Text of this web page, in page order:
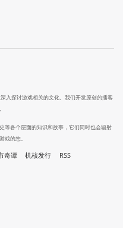
入探讨游戏相关的文化。我们开发原创的播客
等各个层面的知识和故事，它们同时也会辐射
戏的您。
奇谭 机核发行 RSS